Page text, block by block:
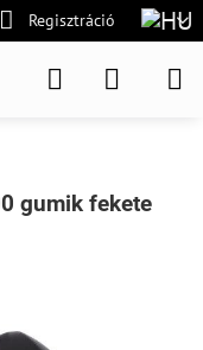
Regisztráció
gumik fekete